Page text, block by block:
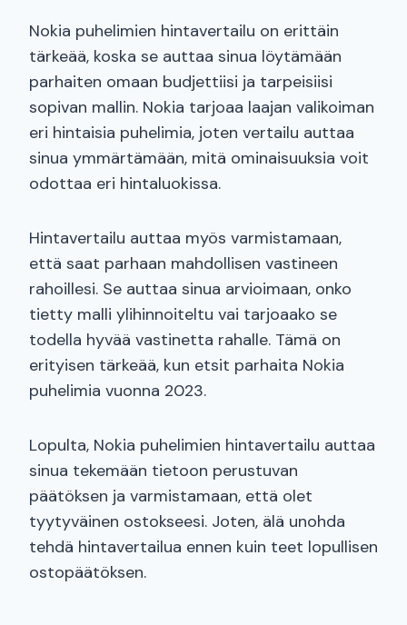
Nokia puhelimien hintavertailu on erittäin
tärkeää, koska se auttaa sinua löytämään
parhaiten omaan budjettiisi ja tarpeisiisi
sopivan mallin. Nokia tarjoaa laajan valikoiman
eri hintaisia puhelimia, joten vertailu auttaa
sinua ymmärtämään, mitä ominaisuuksia voit
odottaa eri hintaluokissa.
Hintavertailu auttaa myös varmistamaan,
että saat parhaan mahdollisen vastineen
rahoillesi. Se auttaa sinua arvioimaan, onko
tietty malli ylihinnoiteltu vai tarjoaako se
todella hyvää vastinetta rahalle. Tämä on
erityisen tärkeää, kun etsit parhaita Nokia
puhelimia vuonna 2023.
Lopulta, Nokia puhelimien hintavertailu auttaa
sinua tekemään tietoon perustuvan
päätöksen ja varmistamaan, että olet
tyytyväinen ostokseesi. Joten, älä unohda
tehdä hintavertailua ennen kuin teet lopullisen
ostopäätöksen.